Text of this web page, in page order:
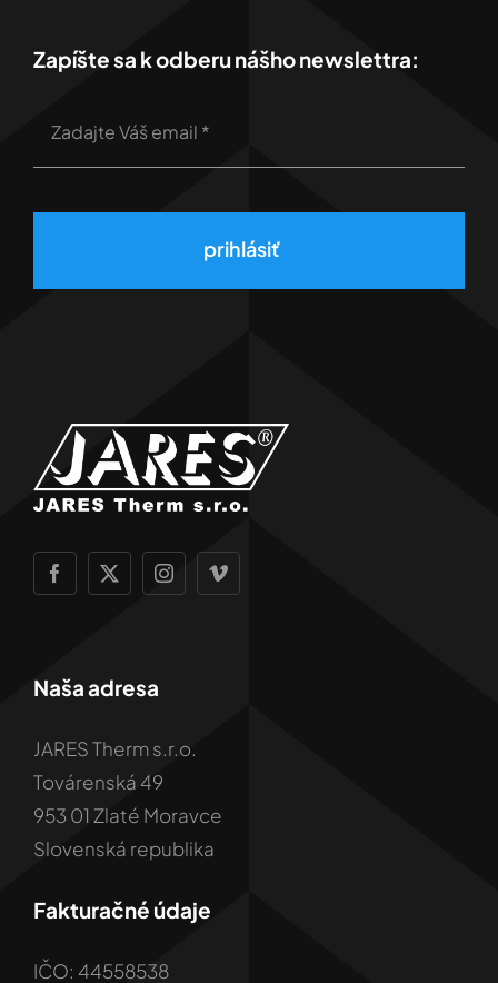
Zapíšte sa k odberu nášho newslettra:
prihlásiť
Naša adresa
JARES Therm s.r.o.
Továrenská 49
953 01 Zlaté Moravce
Slovenská republika
Fakturačné údaje
IČO: 44558538